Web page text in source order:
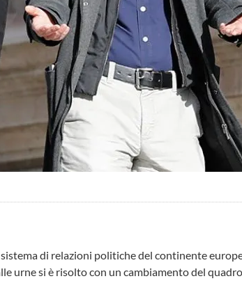
di relazioni politiche del continente
si è risolto con un cambiamento del